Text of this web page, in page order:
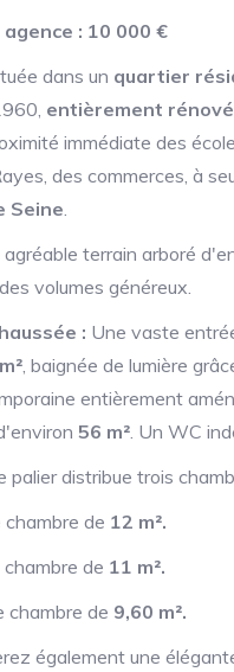
: 10 000 €
dans un quartier
entièrement
immédiate des
des commerces, à
Seine.
agréable terrain arboré
volumes généreux.
: Une vaste
, baignée de lumière
entièrement
56 m². Un WC
palier distribue trois
chambre de 12 m².
de 11 m².
chambre de 9,60 m².
également une